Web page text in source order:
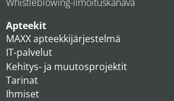
Apteekit
MAXX apteekkijärjestelmä
IT-palvelut
Kehitys- ja muutosprojektit
Tarinat
Ihmiset